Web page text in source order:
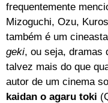
frequentemente
Mizoguchi, Ozu,
também é um
geki, ou seja, dramas
talvez mais do que
autor de um cinema
kaidan o agaru toki